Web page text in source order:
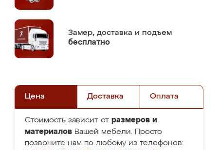
Замер, доставка и подъем
бесплатно
Цена Доставка Оплата
Стоимость зависит от размеров и
материалов Вашей мебели. Просто
позвоните нам по любому из телефонов: